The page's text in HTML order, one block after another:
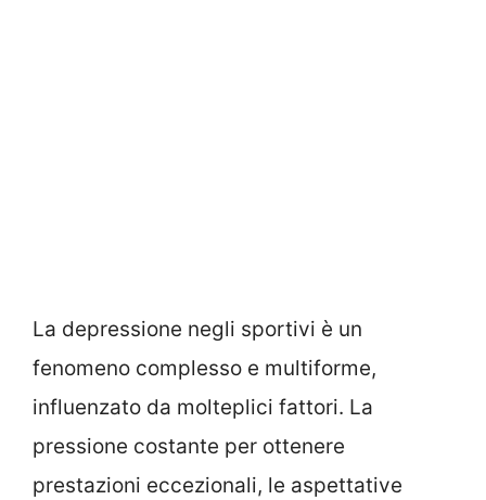
La depressione negli sportivi è un
fenomeno complesso e multiforme,
influenzato da molteplici fattori. La
pressione costante per ottenere
prestazioni eccezionali, le aspettative